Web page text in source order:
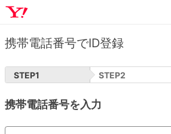
携帯電話番号でID登録
STEP1 STEP2
携帯電話番号を入力